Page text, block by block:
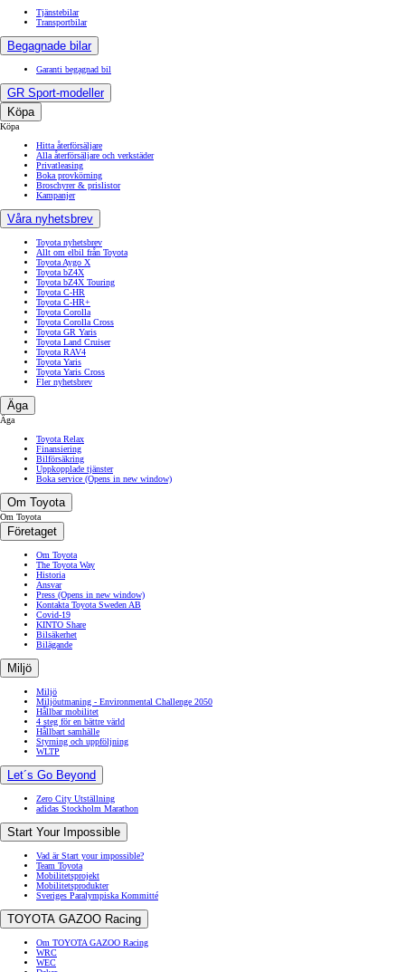
Tjänstebilar
Transportbilar
Begagnade bilar
Garanti begagnad bil
GR Sport-modeller
Köpa
Köpa
Hitta återförsäljare
Alla återförsäljare och verkstäder
Privatleasing
Boka provkörning
Broschyrer & prislistor
Kampanjer
Våra nyhetsbrev
Toyota nyhetsbrev
Allt om elbil från Toyota
Toyota Aygo X
Toyota bZ4X
Toyota bZ4X Touring
Toyota C-HR
Toyota C-HR+
Toyota Corolla
Toyota Corolla Cross
Toyota GR Yaris
Toyota Land Cruiser
Toyota RAV4
Toyota Yaris
Toyota Yaris Cross
Fler nyhetsbrev
Äga
Äga
Toyota Relax
Finansiering
Bilförsäkring
Uppkopplade tjänster
Boka service (Opens in new window)
Om Toyota
Om Toyota
Företaget
Om Toyota
The Toyota Way
Historia
Ansvar
Press (Opens in new window)
Kontakta Toyota Sweden AB
Covid-19
KINTO Share
Bilsäkerhet
Bilägande
Miljö
Miljö
Miljöutmaning - Environmental Challenge 2050
Hållbar mobilitet
4 steg för en bättre värld
Hållbart samhälle
Styrning och uppföljning
WLTP
Let´s Go Beyond
Zero City Utställning
adidas Stockholm Marathon
Start Your Impossible
Vad är Start your impossible?
Team Toyota
Mobilitetsprojekt
Mobilitetsprodukter
Sveriges Paralympiska Kommitté
TOYOTA GAZOO Racing
Om TOYOTA GAZOO Racing
WRC
WEC